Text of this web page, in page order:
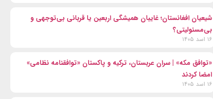
شیعیان افغانستان؛ غایبان همیشگی اربعین یا قربانی بی‌توجهی و
بی‌مسئولیتی؟
۱۶ اسد ۱۴۰۵
«توافق مکه» | سران عربستان، ترکیه و پاکستان «توافقنامه نظامی»
امضا کردند
۱۶ اسد ۱۴۰۵